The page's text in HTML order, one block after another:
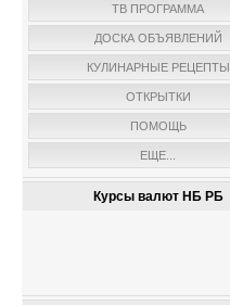
ТВ ПРОГРАММА
ДОСКА ОБЪЯВЛЕНИЙ
КУЛИНАРНЫЕ РЕЦЕПТЫ
ОТКРЫТКИ
ПОМОЩЬ
ЕЩЕ...
Курсы валют НБ РБ